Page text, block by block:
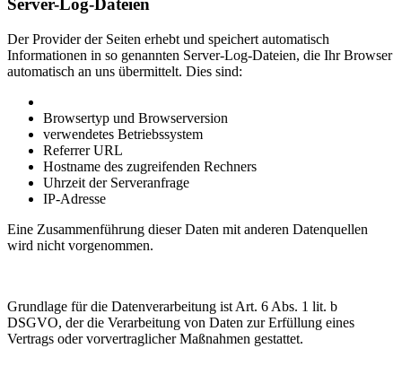
Server-Log-Dateien
Der Provider der Seiten erhebt und speichert automatisch
Informationen in so genannten Server-Log-Dateien, die Ihr Browser
automatisch an uns übermittelt. Dies sind:
Browsertyp und Browserversion
verwendetes Betriebssystem
Referrer URL
Hostname des zugreifenden Rechners
Uhrzeit der Serveranfrage
IP-Adresse
Eine Zusammenführung dieser Daten mit anderen Datenquellen
wird nicht vorgenommen.
Grundlage für die Datenverarbeitung ist Art. 6 Abs. 1 lit. b
DSGVO, der die Verarbeitung von Daten zur Erfüllung eines
Vertrags oder vorvertraglicher Maßnahmen gestattet.